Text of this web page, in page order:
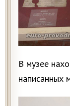
В музее
написанных